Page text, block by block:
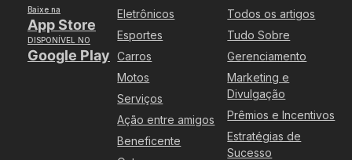
Baixe na
App Store
DISPONÍVEL NO
Google Play
Eletrônicos
Esportes
Carros
Motos
Serviços
Ação entre amigos
Beneficente
Todos os artigos
Tudo Sobre
Gerenciamento
Marketing e
Divulgação
Prêmios e Incentivos
Estratégias de
Sucesso